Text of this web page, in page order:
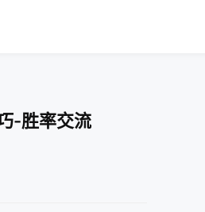
-胜率交流